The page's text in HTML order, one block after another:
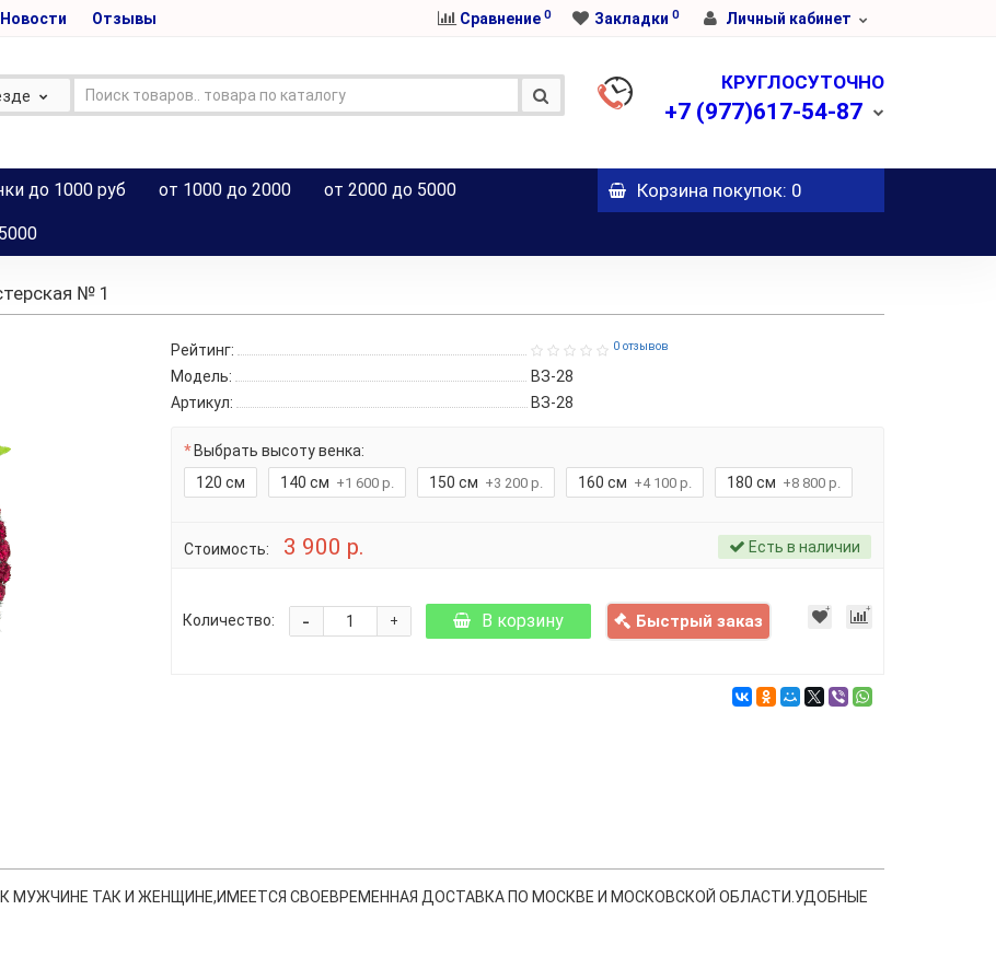
Новости Отзывы Сравнение 0 Закладки 0 Личный кабинет
КРУГЛОСУТОЧНО
+7 (977)617-54-87
до 1000 руб от 1000 до 2000 от 2000 до 5000 Корзинапокупок: 0
№ 1
Рейтинг: 0 отзывов
Модель:
ВЗ-28
Артикул:
ВЗ-28
Выбрать высоту венка:
120 см
140 см +1 600 р. 150 см +3 200 р. 160 см +4 100 р. 180 см +8 800 р.
Стоимость: 3 900 р. Есть в наличии
Количество: +
- В корзину Быстрый заказ
МУЖЧИНЕ ТАК И ЖЕНЩИНЕ,ИМЕЕТСЯ СВОЕВРЕМЕННАЯ ДОСТАВКА ПО МОСКВЕ И МОСКОВСКОЙ ОБЛАСТИ.УДОБНЫЕ